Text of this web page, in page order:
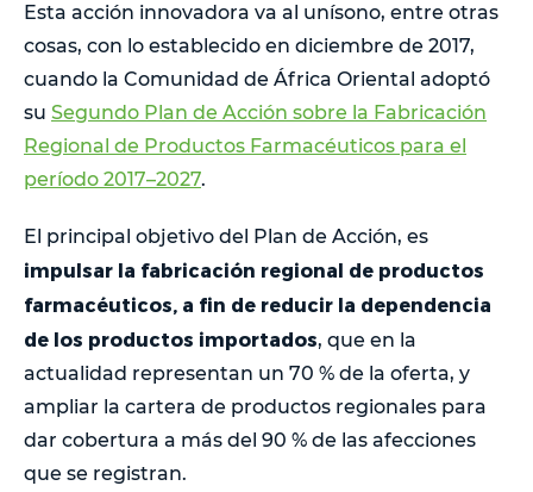
Esta acción innovadora va al unísono, entre otras
cosas, con lo establecido en diciembre de 2017,
cuando la Comunidad de África Oriental adoptó
su Segundo Plan de Acción sobre la Fabricación
Regional de Productos Farmacéuticos para el
período 2017–2027.
El principal objetivo del Plan de Acción, es
impulsar la fabricación regional de productos
farmacéuticos, a fin de reducir la dependencia
de los productos importados, que en la
actualidad representan un 70 % de la oferta, y
ampliar la cartera de productos regionales para
dar cobertura a más del 90 % de las afecciones
que se registran.